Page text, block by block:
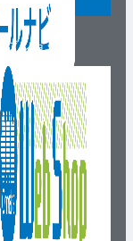
ブショップ